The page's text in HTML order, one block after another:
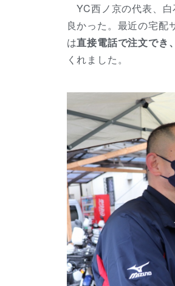
YC西ノ京の代表、白
良かった。最近の宅配
は直接電話で注文でき
くれました。